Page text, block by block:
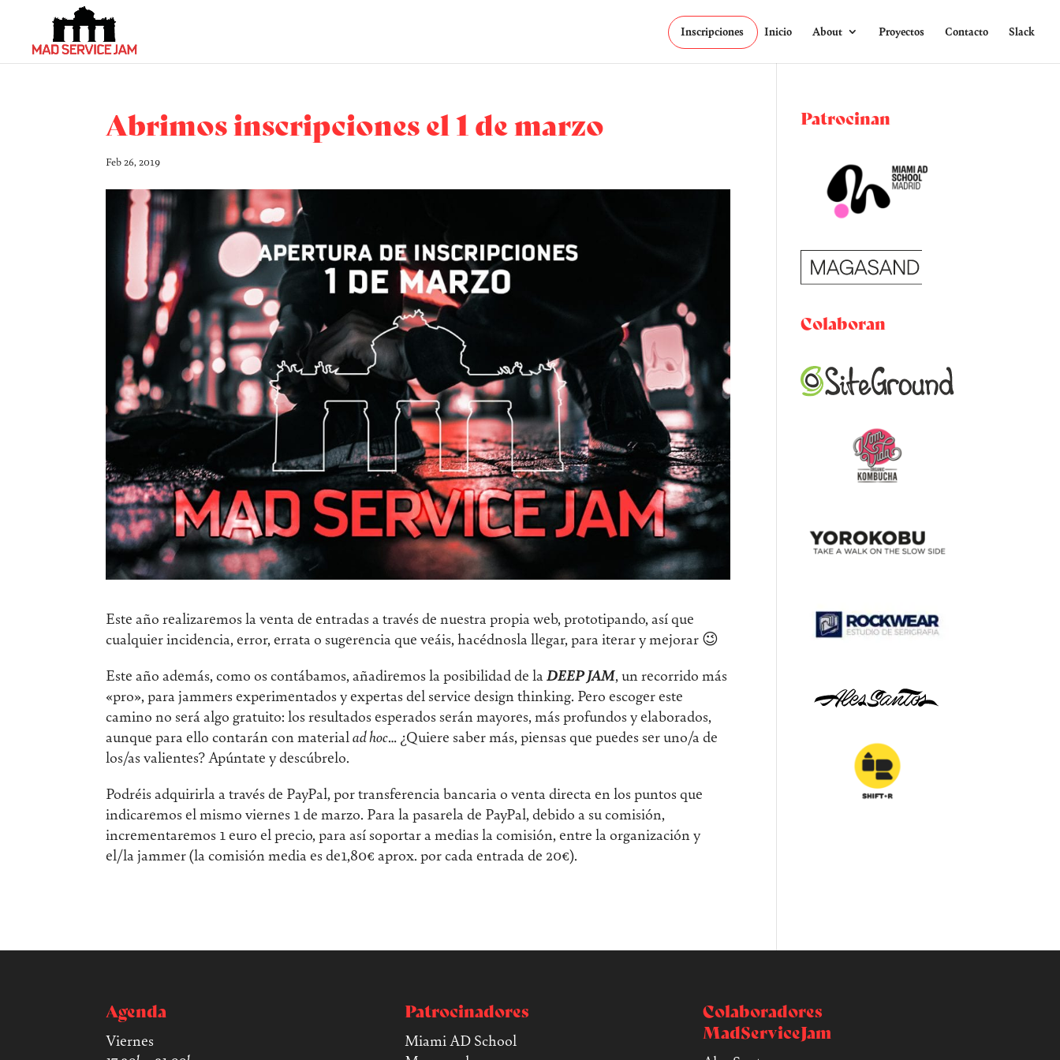
Inscripciones Inicio About Proyectos Contacto Slack
Abrimos inscripciones el 1 de marzo
Feb 26, 2019
Este año realizaremos la venta de entradas a través de nuestra propia web, prototipando, así que
cualquier incidencia, error, errata o sugerencia que veáis, hacédnosla llegar, para iterar y mejorar 😉
Este año además, como os contábamos, añadiremos la posibilidad de laDEEP JAM, un recorrido más
«pro», para jammers experimentados y expertas del service design thinking. Pero escoger este
camino no será algo gratuito: los resultados esperados serán mayores, más profundos y elaborados,
aunque para ello contarán con materialad hoc… ¿Quiere saber más, piensas que puedes ser uno/a de
los/as valientes? Apúntate y descúbrelo.
Podréis adquirirla a través de PayPal, por transferencia bancaria o venta directa en los puntos que
indicaremos el mismo viernes 1 de marzo. Para la pasarela de PayPal, debido a su comisión,
incrementaremos 1 euro el precio, para así soportar a medias la comisión, entre la organización y
el/la jammer (la comisión media es de1,80€ aprox. por cada entrada de 20€).
Patrocinan
Colaboran
Agenda
Viernes
Patrocinadores
Miami AD School
Colaboradores
MadServiceJam